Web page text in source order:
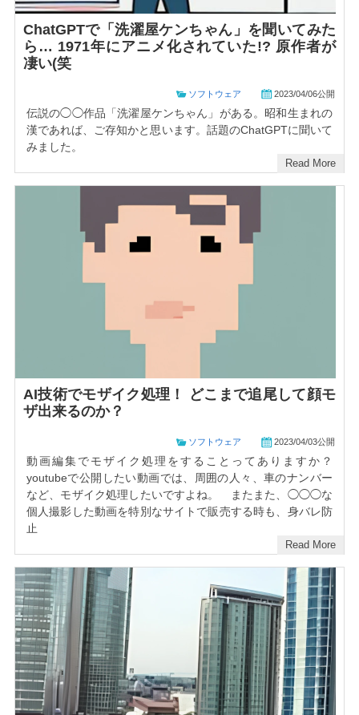
ChatGPTで「洗濯屋ケンちゃん」を聞いてみた
ら… 1971年にアニメ化されていた!? 原作者が
凄い(笑
ソフトウェア 2023/04/06公開
伝説の◯◯作品「洗濯屋ケンちゃん」がある。昭和生まれの
漢であれば、ご存知かと思います。話題のChatGPTに聞いて
みました。
Read More
AI技術でモザイク処理！ どこまで追尾して顔モ
ザ出来るのか？
ソフトウェア 2023/04/03公開
動画編集でモザイク処理をすることってありますか？
youtubeで公開したい動画では、周囲の人々、車のナンバー
など、モザイク処理したいですよね。 またまた、◯◯◯な
個人撮影した動画を特別なサイトで販売する時も、身バレ防
止
Read More